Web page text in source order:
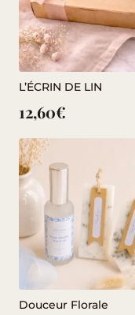
L’ÉCRIN DE LIN
12,60€
Douceur Florale